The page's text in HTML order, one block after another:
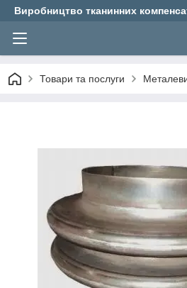
Виробництво тканинних
Товари та послуги